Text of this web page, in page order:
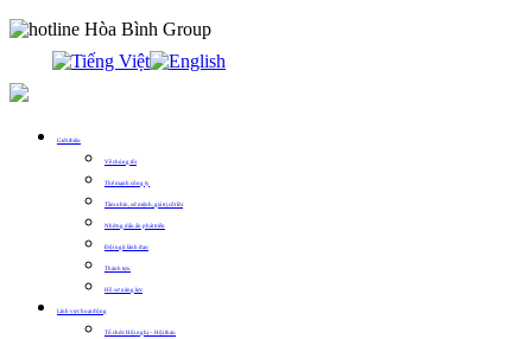
Giới thiệu
Về chúng tôi
Thế mạnh công ty
Tầm nhìn, sứ mệnh, giá trị cốt lõi
Những dấu ấn phát triển
Đội ngũ lãnh đạo
Thành tựu
Hồ sơ năng lực
Lĩnh vực hoạt động
Tổ chức Hội nghị – Hội thảo